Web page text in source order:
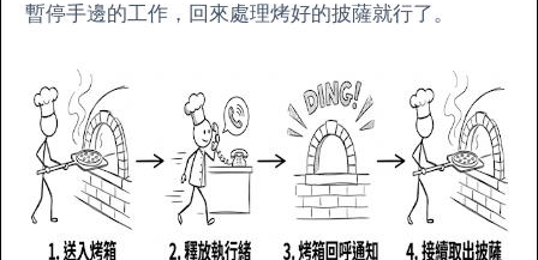
暫停手邊的工作，回來處理烤好的披薩就行了。